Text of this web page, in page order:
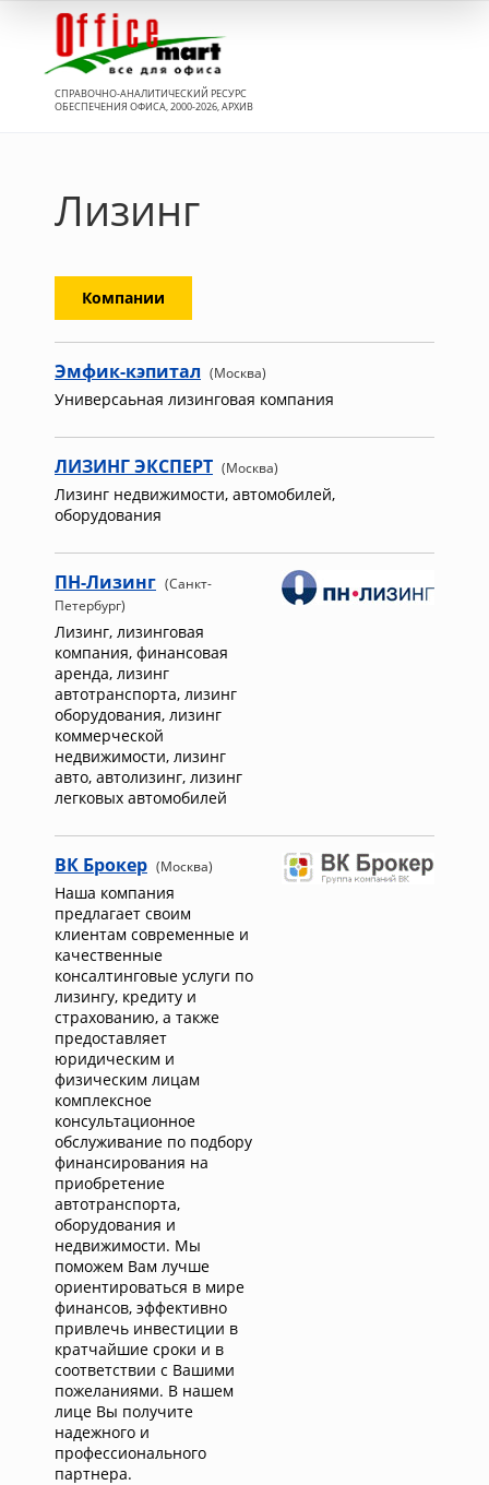
СПРАВОЧНО-АНАЛИТИЧЕСКИЙ РЕСУРС
ОБЕСПЕЧЕНИЯ ОФИСА, 2000-2026, АРХИВ
Лизинг
Компании
Эмфик-кэпитал (Москва)
Универсаьная лизинговая компания
ЛИЗИНГ ЭКСПЕРТ (Москва)
Лизинг недвижимости, автомобилей,
оборудования
ПН-Лизинг (Санкт-
Петербург)
Лизинг, лизинговая
компания, финансовая
аренда, лизинг
автотранспорта, лизинг
оборудования, лизинг
коммерческой
недвижимости, лизинг
авто, автолизинг, лизинг
легковых автомобилей
ВК Брокер (Москва)
Наша компания
предлагает своим
клиентам современные и
качественные
консалтинговые услуги по
лизингу, кредиту и
страхованию, а также
предоставляет
юридическим и
физическим лицам
комплексное
консультационное
обслуживание по подбору
финансирования на
приобретение
автотранспорта,
оборудования и
недвижимости. Мы
поможем Вам лучше
ориентироваться в мире
финансов, эффективно
привлечь инвестиции в
кратчайшие сроки и в
соответствии с Вашими
пожеланиями. В нашем
лице Вы получите
надежного и
профессионального
партнера.